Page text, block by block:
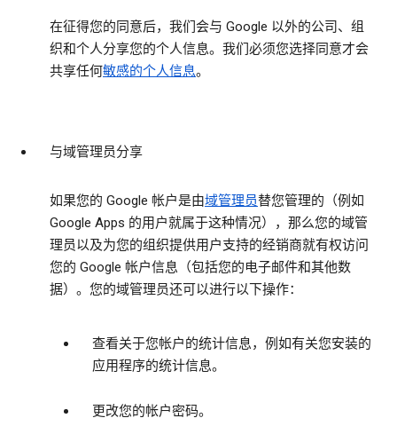
在征得您的同意后，我们会与 Google 以外的公司、组
织和个人分享您的个人信息。我们必须您选择同意才会
共享任何敏感的个人信息。
与域管理员分享
如果您的 Google 帐户是由域管理员替您管理的（例如
Google Apps 的用户就属于这种情况），那么您的域管
理员以及为您的组织提供用户支持的经销商就有权访问
您的 Google 帐户信息（包括您的电子邮件和其他数
据）。您的域管理员还可以进行以下操作：
查看关于您帐户的统计信息，例如有关您安装的
应用程序的统计信息。
更改您的帐户密码。